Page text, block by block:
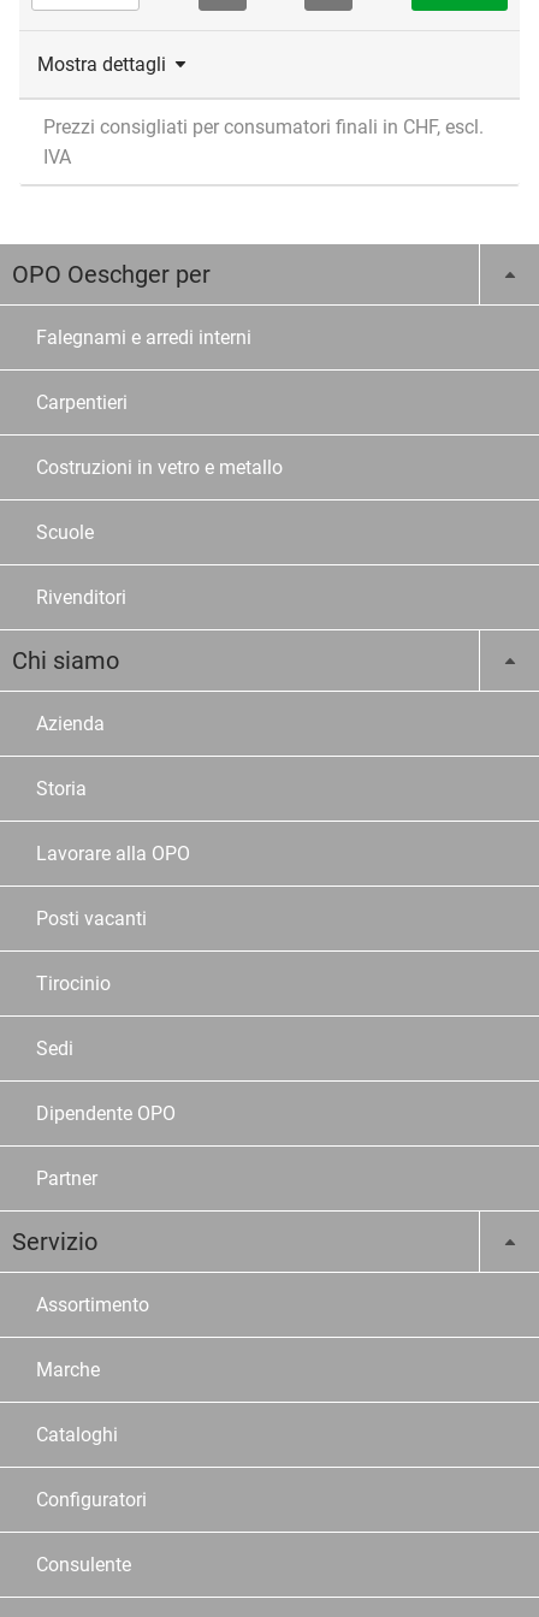
Mostra dettagli
Prezzi consigliati per consumatori finali in CHF, escl.
IVA
OPO Oeschger per
Falegnami e arredi interni
Carpentieri
Costruzioni in vetro e metallo
Scuole
Rivenditori
Chi siamo
Azienda
Storia
Lavorare alla OPO
Posti vacanti
Tirocinio
Sedi
Dipendente OPO
Partner
Servizio
Assortimento
Marche
Cataloghi
Configuratori
Consulente